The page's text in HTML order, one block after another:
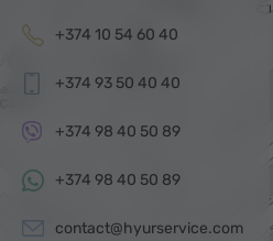
+374 10 54 60 40
+374 93 50 40 40
+374 98 40 50 89
+374 98 40 50 89
contact@hyurservice.com